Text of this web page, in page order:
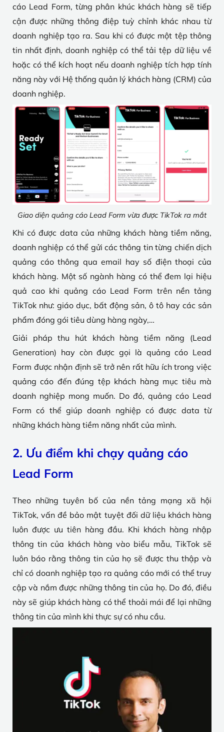
cáo Lead Form, từng phân khúc khách hàng sẽ tiếp
cận được những thông điệp tuỳ chỉnh khác nhau từ
doanh nghiệp tạo ra. Sau khi có được một tệp thông
tin nhất định, doanh nghiệp có thể tải tệp dữ liệu về
hoặc có thể kích hoạt nếu doanh nghiệp tích hợp tính
năng này với Hệ thống quản lý khách hàng (CRM) của
doanh nghiệp.
Giao diện quảng cáo Lead Form vừa được TikTok ra mắt
Khi có được data của những khách hàng tiềm năng,
doanh nghiệp có thể gửi các thông tin từng chiến dịch
quảng cáo thông qua email hay số điện thoại của
khách hàng. Một số ngành hàng có thể đem lại hiệu
quả cao khi quảng cáo Lead Form trên nền tảng
TikTok như: giáo dục, bất động sản, ô tô hay các sản
phẩm đóng gói tiêu dùng hàng ngày,…
Giải pháp thu hút khách hàng tiềm năng (Lead
Generation) hay còn được gọi là quảng cáo Lead
Form được nhận định sẽ trở nên rất hữu ích trong việc
quảng cáo đến đúng tệp khách hàng mục tiêu mà
doanh nghiệp mong muốn. Do đó, quảng cáo Lead
Form có thể giúp doanh nghiệp có được data từ
những khách hàng tiềm năng nhất của mình.
2. Ưu điểm khi chạy quảng cáo
Lead Form
Theo những tuyên bố của nền tảng mạng xã hội
TikTok, vấn đề bảo mật tuyệt đối dữ liệu khách hàng
luôn được ưu tiên hàng đầu. Khi khách hàng nhập
thông tin của khách hàng vào biểu mẫu, TikTok sẽ
luôn báo rằng thông tin của họ sẽ được thu thập và
chỉ có doanh nghiệp tạo ra quảng cáo mới có thể truy
cập và nắm được những thông tin của họ. Do đó, điều
này sẽ giúp khách hàng có thể thoải mái để lại những
thông tin của mình khi thực sự có nhu cầu.